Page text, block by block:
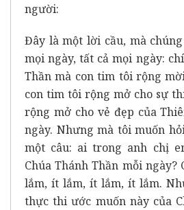
người:
Đây là một lời cầu, mà
mọi ngày, tất cả mọi ngày:
Thần mà con tim tôi rộng
con tim tôi rộng mở cho sự
rộng mở cho vẻ đẹp của
ngày. Nhưng mà tôi muốn
một câu: ai trong anh chị
Chúa Thánh Thần mỗi ngày?
lắm, ít lắm, ít lắm, ít lắm.
thực thi ước muốn này của